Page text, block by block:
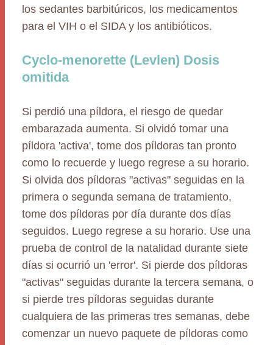
los sedantes barbitúricos, los medicamentos
para el VIH o el SIDA y los antibióticos.
Cyclo-menorette (Levlen) Dosis
omitida
Si perdió una píldora, el riesgo de quedar
embarazada aumenta. Si olvidó tomar una
píldora 'activa', tome dos píldoras tan pronto
como lo recuerde y luego regrese a su horario.
Si olvida dos píldoras "activas" seguidas en la
primera o segunda semana de tratamiento,
tome dos píldoras por día durante dos días
seguidos. Luego regrese a su horario. Use una
prueba de control de la natalidad durante siete
días si ocurrió un 'error'. Si pierde dos píldoras
"activas" seguidas durante la tercera semana, o
si pierde tres píldoras seguidas durante
cualquiera de las primeras tres semanas, debe
comenzar un nuevo paquete de píldoras como